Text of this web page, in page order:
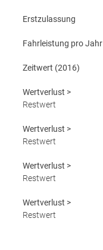
Erstzulassung
Fahrleistung pro Jahr
Zeitwert (2016)
Wertverlust >
Restwert
Wertverlust >
Restwert
Wertverlust >
Restwert
Wertverlust >
Restwert